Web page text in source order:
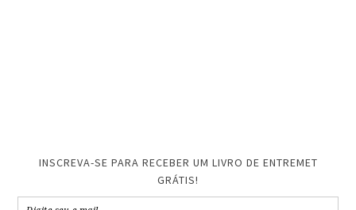
INSCREVA-SE PARA RECEBER UM LIVRO DE ENTREMET
GRÁTIS!